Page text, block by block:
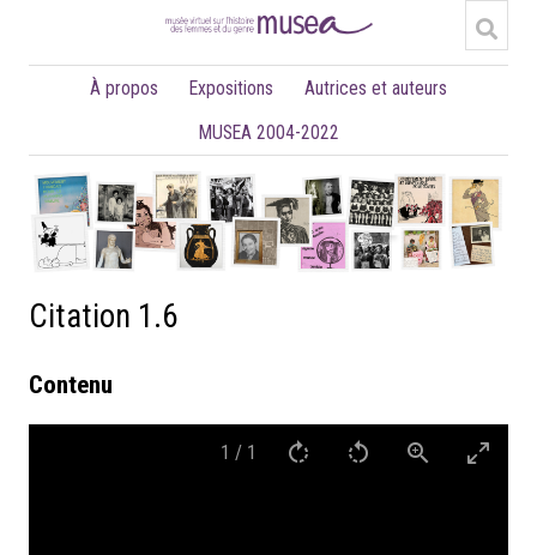
À propos Expositions
Autrices et auteurs
MUSEA 2004-2022
Citation 1.6
Contenu
1 / 1